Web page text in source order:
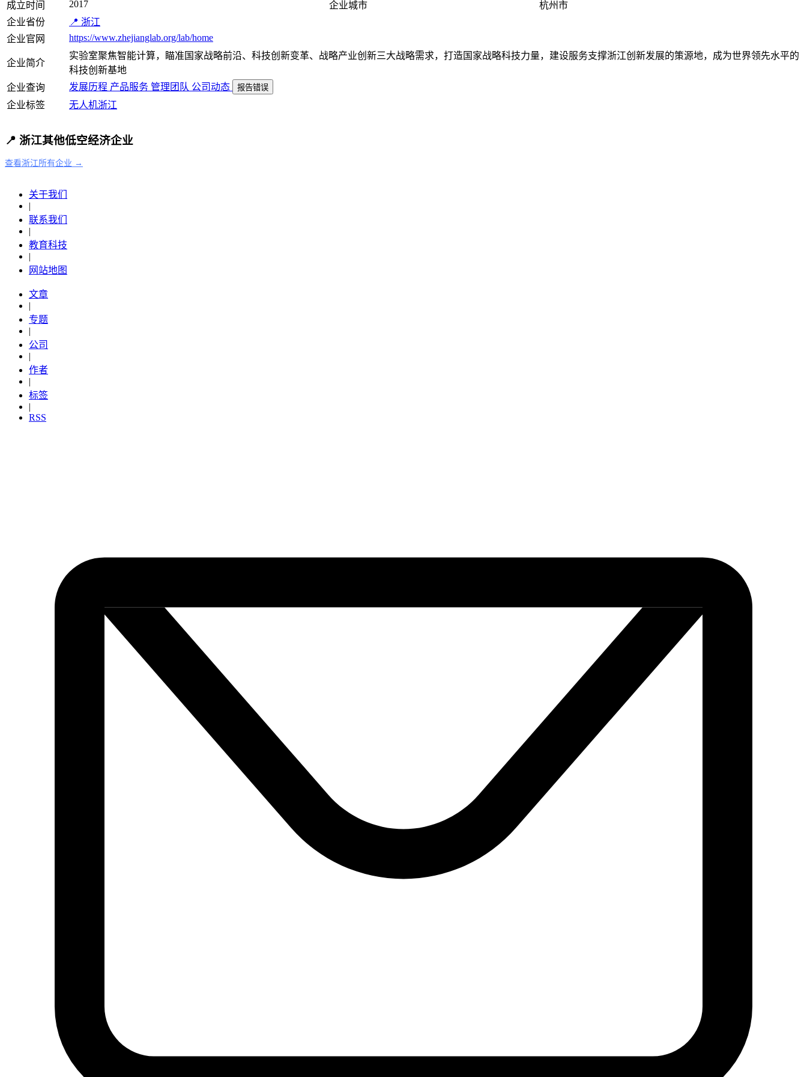
成立时间 2017 企业城市
杭州市
企业省份
📍 浙江
企业官网
https://www.zhejianglab.org/lab/home
企业简介
实验室聚焦智能计算，瞄准国家战略前沿、科技创新变革、战略产业创新三大战略需求，打造国家战略科技力量，建设服务支撑浙江创新发展的策源地，成为世界领先水平的
科技创新基地
企业查询
发展历程 产品服务 管理团队 公司动态 报告错误
企业标签 无人机浙江
📍 浙江其他低空经济企业
查看浙江所有企业 →
关于我们
|
联系我们
|
教育科技
|
网站地图
文章
|
专题
|
公司
|
作者
|
标签
|
RSS